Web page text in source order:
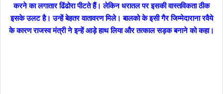
करने का लगातार ढिंढोरा पीटते हैं। लेकिन धरातल पर इसकी वास्तविकता ठीक
इसके उलट है। उन्हें बेहतर वातावरण मिले। बालको के इसी गैर जिम्मेदाराना रवैये
के कारण राजस्व मंत्री ने इन्हें आड़े हाथ लिया और तत्काल सड़क बनाने को कहा।